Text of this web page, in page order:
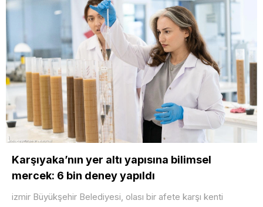
Karşıyaka’nın yer altı yapısına bilimsel
mercek: 6 bin deney yapıldı
izmir Büyükşehir Belediyesi, olası bir afete karşı kenti